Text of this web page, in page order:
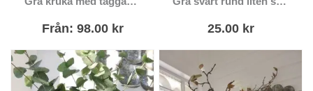
produkten har
De olika
väljas på
produktsidan
Från: 98.00 kr 25.00 kr